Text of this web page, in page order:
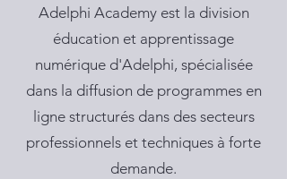
Adelphi Academy est la division
éducation et apprentissage
numérique d'Adelphi, spécialisée
dans la diffusion de programmes en
ligne structurés dans des secteurs
professionnels et techniques à forte
demande.